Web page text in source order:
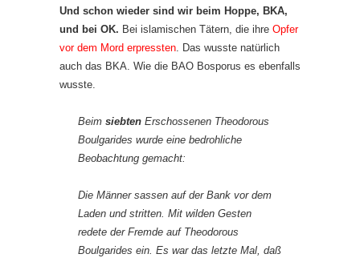
Und schon wieder sind wir beim Hoppe, BKA,
und bei OK. Bei islamischen Tätern, die ihre Opfer
vor dem Mord erpressten. Das wusste natürlich
auch das BKA. Wie die BAO Bosporus es ebenfalls
wusste.
Beim siebten Erschossenen Theodorous
Boulgarides wurde eine bedrohliche
Beobachtung gemacht:
Die Männer sassen auf der Bank vor dem
Laden und stritten. Mit wilden Gesten
redete der Fremde auf Theodorous
Boulgarides ein. Es war das letzte Mal, daß